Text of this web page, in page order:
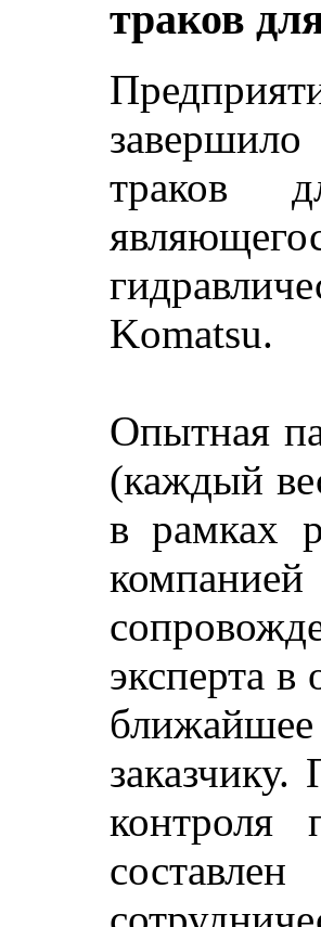
траков
траков
Komatsu.
Опытная
(каждый
в рамках
эксперта
ближайшее
контроля